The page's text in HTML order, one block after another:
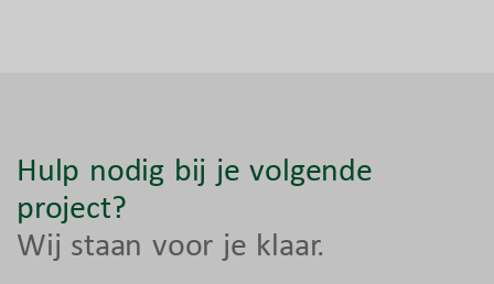
Hulp nodig bij je volgende
project?
Wij staan voor je klaar.